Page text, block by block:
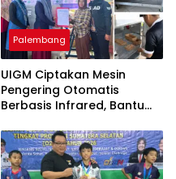
Palembang
UIGM Ciptakan Mesin
Pengering Otomatis
Berbasis Infrared, Bantu
Pulau Kemaro